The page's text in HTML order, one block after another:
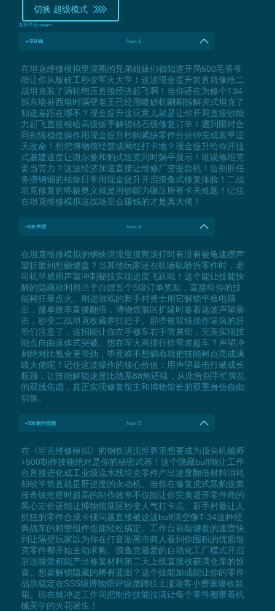
切换 超级模式
支持平台:steam
＋500 钱 Num 1
在坦克维修模拟里混圈的兄弟姐妹们都知道开局500毛爷爷
能让你从板砖工秒变军火大亨！这波现金提升简直就像给二
战坦克装了涡轮增压直接经济起飞啊！当你还在为修个T34
拆东墙补西墙时隔壁老王已经用喷砂机唰唰拆解虎式坦克了
知道差距在哪不？现金提升这玩意儿就是让你开局直接钞能
力起飞直接梭哈高级扳手解锁钻石级修复订单！遇到限时合
同别慌稳住操作用现金提升秒购紧缺零件分分钟完成装甲逆
天改命！想把博物馆经营成网红打卡地？现金提升给你开挂
式基建速度让谢尔曼和豹式坦克同时躺平展示！谁说修坦克
要当苦力？这波经济加速直接让维修厂变提款机！告别肝任
务攒钢镚的枯燥日常用现金提升开启摸鱼式修复体验！二战
坦克修复的终极奥义就是用钞能力碾压所有卡关难题！记住
在坦克维修模拟这战场里会赚钱的才是真大佬！
+500 声望 Num 4
在坦克维修模拟的钢铁洪流里摸爬滚打时有没有被龟速攒声
望折磨到想砸键盘？当其他玩家还在吭哧吭哧拆零件时，老
司机早就用声望冲刺秘技实现进度飞跃啦！这个能让技能快
解的隐藏福利相当于白嫖五个S级订单奖励，直接给你的技
能树狂暴点火。刚进游戏的新手村勇士用它解锁平板电脑
后，接单效率直接翻倍，博物馆展区扩建时靠着这波声望暴
击，秒变二战坦克收藏界扛把子。那些被双线操作逼疯的肝
帝们注意了，这招能让你左手修车右手管展馆，完美实现技
能点自由落体式突破。想在军火商排行榜弯道超车？声望冲
刺绝对比氪金更带劲，毕竟谁不想躺着就把技能树点亮成满
级大佬呢？记住这波操作的核心价值：用声望暴击打破成长
瓶颈，让技能解锁速度比德系88炮还猛，从此告别手忙脚乱
的双线焦虑，真正实现修复馆主和博物馆长的双重身份自由
切换。
+500 制作技能 Num 5
在《坦克维修模拟》的钢铁洪流世界里想要成为顶尖机械师
+500制作技能绝对是你的秘密武器！这个隐藏buff能让工作
台直接进化成工业级流水线坦克零件产出速度翻倍材料消耗
却砍半简直就是肝进度的永动机。当你在修复虎式黑豹这类
传奇铁疙瘩时超高的制作效率不仅能让你完美避开零件商的
黑心定价还能让博物馆展区秒变人气打卡点。新手村最让人
抓狂的零件合成卡顿问题直接被这波buff清空像T-34这种经
典战车的精密组件也能轻松搞定。工作台前敲键盘的速度快
到让隔壁玩家以为你在打音游黑市商人看到你囤积的优质坦
克零件都开始主动求购。摸鱼党最爱的自动化工厂模式开启
后连睡觉都能产出修复材料第二天上线直接收获满仓库的惊
喜。想要解锁隐藏的稀有蓝图？这个技能加成能让你的零件
品质稳定在SSS级博物馆评级蹭蹭往上涨游客小费塞爆收款
箱。现在就冲进工作间把制作技能拉满让每个零件都带着机
械美学的火花诞生！